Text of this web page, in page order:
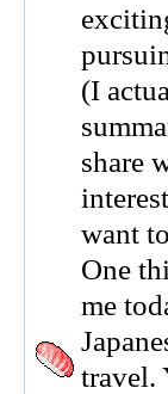
(I
share
want
One
me
travel.